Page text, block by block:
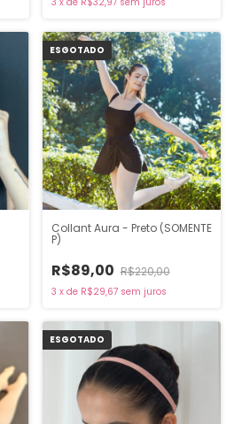
ESGOTADO
Collant Aura - Preto (SOMENTE
P)
R$89,00 R$220,00
3 x de R$29,67 sem juros
ESGOTADO